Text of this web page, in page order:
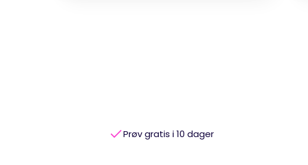
Prøv gratis i 10 dager